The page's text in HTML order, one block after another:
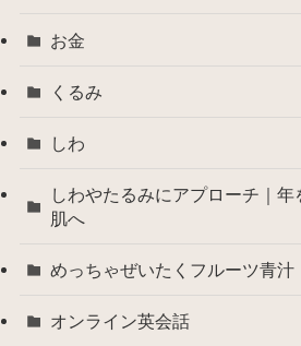
お金
くるみ
しわ
しわやたるみにアプローチ｜
肌へ
めっちゃぜいたくフルーツ青汁
オンライン英会話